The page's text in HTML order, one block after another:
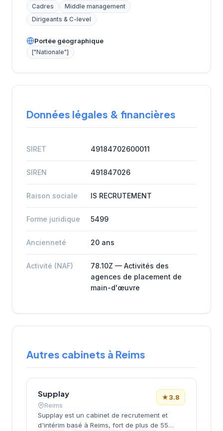
Cadres
Middle management
Dirigeants & C-level
Portée géographique
["Nationale"]
Données légales & financières
SIRET 49184702600011
SIREN 491847026
Raison sociale IS RECRUTEMENT
Forme juridique 5499
Ancienneté 20 ans
Activité (NAF)
78.10Z — Activités des
agences de placement de
main-d'œuvre
Autres cabinets à Reims
Supplay
Reims
★3.8
Supplay est un cabinet de recrutement et
d'intérim basé à Reims, fort de plus de 55